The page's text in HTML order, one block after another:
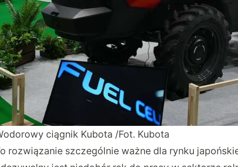
ciągnik Kubota /Fot. Kubota
rozwiązanie szczególnie ważne dla rynku